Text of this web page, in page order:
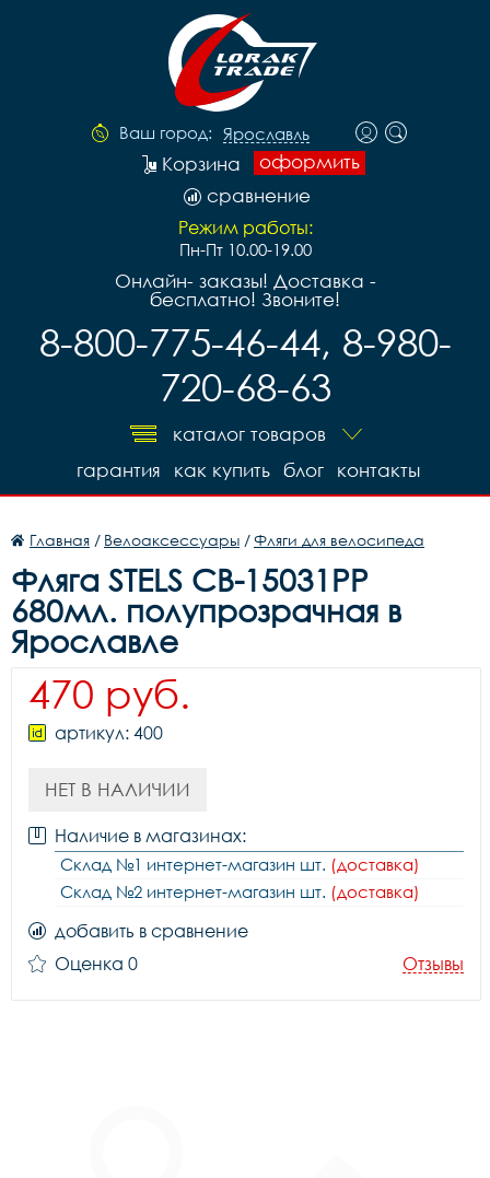
Ваш город: Ярославль
оформить
Корзина
сравнение
Режим работы:
Пн-Пт 10.00-19.00
Онлайн- заказы! Доставка -
бесплатно! Звоните!
8-800-775-46-44, 8-980-
720-68-63
каталог товаров
контакты
блог
как купить
гарантия
Главная / Велоаксессуары /Фляги для велосипеда
Фляга STELS CB-15031PP
680мл. полупрозрачная в
Ярославле
470 руб.
артикул: 400
НЕТ В НАЛИЧИИ
Наличие в магазинах:
Склад №1 интернет-магазин шт. (доставка)
Склад №2 интернет-магазин шт. (доставка)
добавить в сравнение
Оценка 0
Отзывы